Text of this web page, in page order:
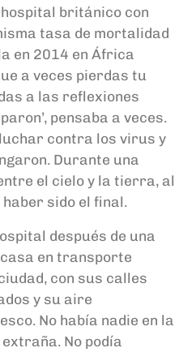
británico con
tasa de mortalidad
en 2014 en África
a veces pierdas tu
a las reflexiones
’, pensaba a veces.
contra los virus y
Durante una
el cielo y la tierra, al
sido el final.
después de una
en transporte
con sus calles
y su aire
No había nadie en la
No podía